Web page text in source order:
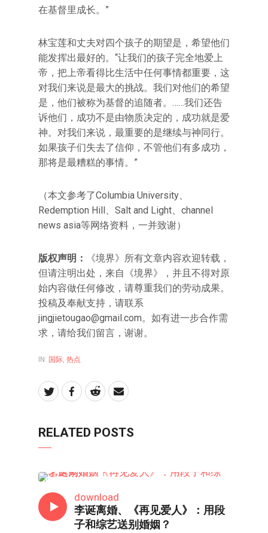
在基督里成长。”
林宝莲和丈夫对四个孩子的期望是，希望他们
能发挥出最好的。“让我们的孩子完全地爱上
帝，把上帝看得比生活中任何事情都重要，这
对我们来说是最大的挑战。我们对他们的希望
是，他们被称为基督的追随者。……我们还告
诉他们，成功不是由物质决定的，成功就是爱
神。对我们来说，最重要的是继续与神同行。
如果孩子们失去了信仰，不管他们有多成功，
那将是最糟糕的事情。”
（本文参考了Columbia University、
Redemption Hill、Salt and Light、channel
news asia等网络资料，一并致谢）
版权声明：
《境界》所有文章内容欢迎转载，
但请注明出处，来自《境界》，并且不得对原
始内容做任何修改，请尊重我们的劳动成果。
投稿及奉献支持，请联系
jingjietougao@gmail.com。如有进一步合作需
求，请给我们留言，谢谢。
IN: 国际 热点
RELATED POSTS
download
李诞离婚、《再见爱人》：用段
子和综艺送别婚姻？